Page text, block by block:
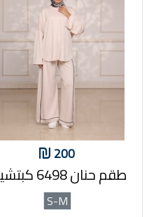
200
طقم حنان 6498 كبتشينو
S-M